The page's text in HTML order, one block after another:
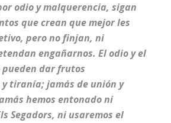
odio y malquerencia, sigan
que crean que mejor les
pero no finjan, ni
engañarnos. El odio y el
dar frutos
tiranía; jamás de unión y
hemos entonado ni
Segadors, ni usaremos el